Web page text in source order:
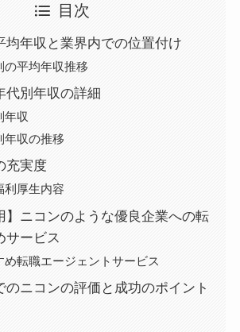
目次
均年収と業界内での位置付け
の平均年収推移
代別年収の詳細
年収
年収の推移
充実度
利厚生内容
】ニコンのような優良企業への転
サービス
め転職エージェントサービス
のニコンの評価と成功のポイント